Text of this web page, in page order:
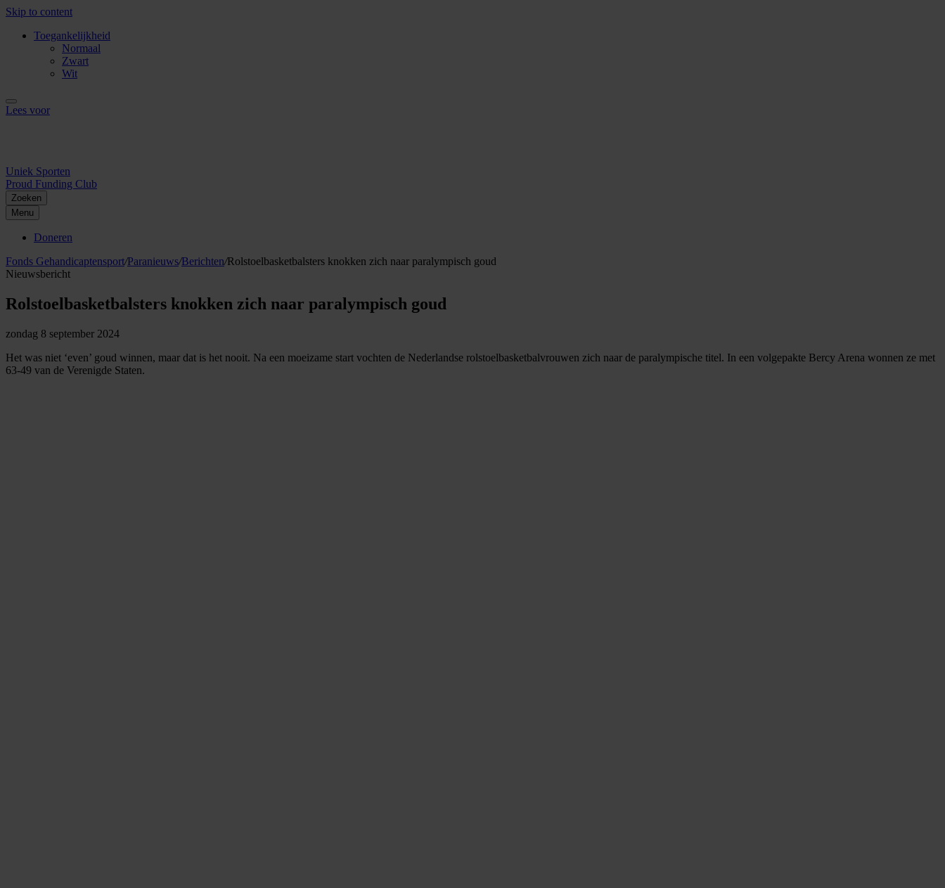
Skip to content
Toegankelijkheid
Normaal
Zwart
Wit
Lees voor
Uniek Sporten
Proud Funding Club
Zoeken
Menu
Doneren
Fonds Gehandicaptensport/Paranieuws/Berichten/Rolstoelbasketbalsters knokken zich naar paralympisch goud
Nieuwsbericht
Rolstoelbasketbalsters knokken zich naar paralympisch goud
zondag 8 september 2024
Het was niet ‘even’ goud winnen, maar dat is het nooit. Na een moeizame start vochten de Nederlandse rolstoelbasketbalvrouwen zich naar de paralympische titel. In een volgepakte Bercy Arena wonnen ze met
63-49 van de Verenigde Staten.